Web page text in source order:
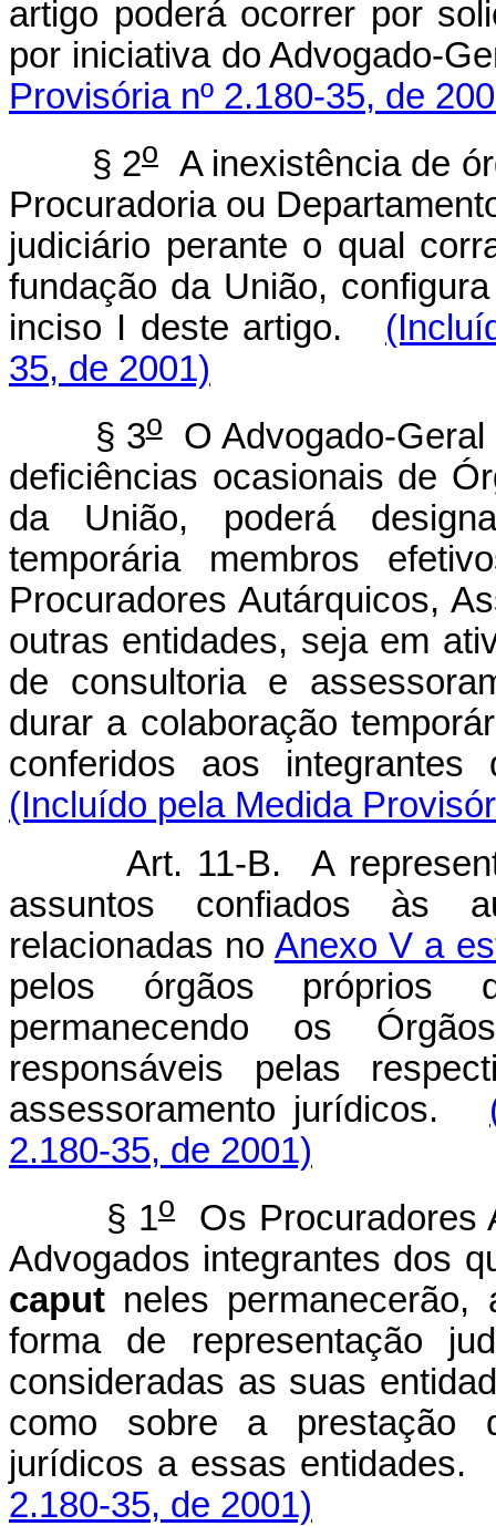
artigo poderá ocorrer por
por iniciativa do Advogado-
Provisória nº 2.180-35, de
§ 2o
A inexistência de
Procuradoria ou
judiciário perante o qual
fundação da União,
inciso I deste artigo.
35, de 2001)
§ 3oO Advogado-Geral
deficiências ocasionais de
da União, poderá
temporária membros
Procuradores Autárquicos,
outras entidades, seja em
de consultoria e
durar a colaboração
conferidos aos integrantes
(Incluído pela Medida
Art. 11-B. A
assuntos confiados às
relacionadas no Anexo V a
pelos órgãos próprios
permanecendo os
responsáveis pelas
assessoramento jurídicos.
2.180-35, de 2001)
§ 1o
Os Procuradores
Advogados integrantes dos
caput neles
forma de representação
consideradas as suas
como sobre a prestação
jurídicos a essas
2.180-35, de 2001)